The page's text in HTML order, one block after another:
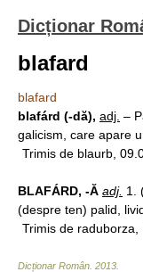
Dicționar
blafard
blafard
blafárd (-dă), adj. –
galicism, care apare
Trimis de blaurb,
BLAFÁRD, -Ă adj. 1.
(despre ten) palid,
Trimis de raduborza,
Dicționar Român 2013